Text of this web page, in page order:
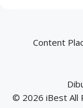
Content
© 2026 iBest All